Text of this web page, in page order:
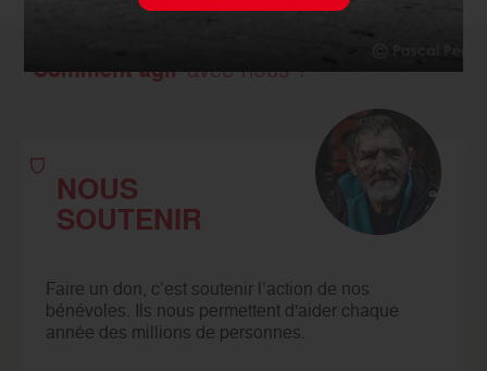
Comment agiravec nous ?
NOUS
SOUTENIR
Faire un don, c’est soutenir l’action de nos
bénévoles. Ils nous permettent d'aider chaque
année des millions de personnes.